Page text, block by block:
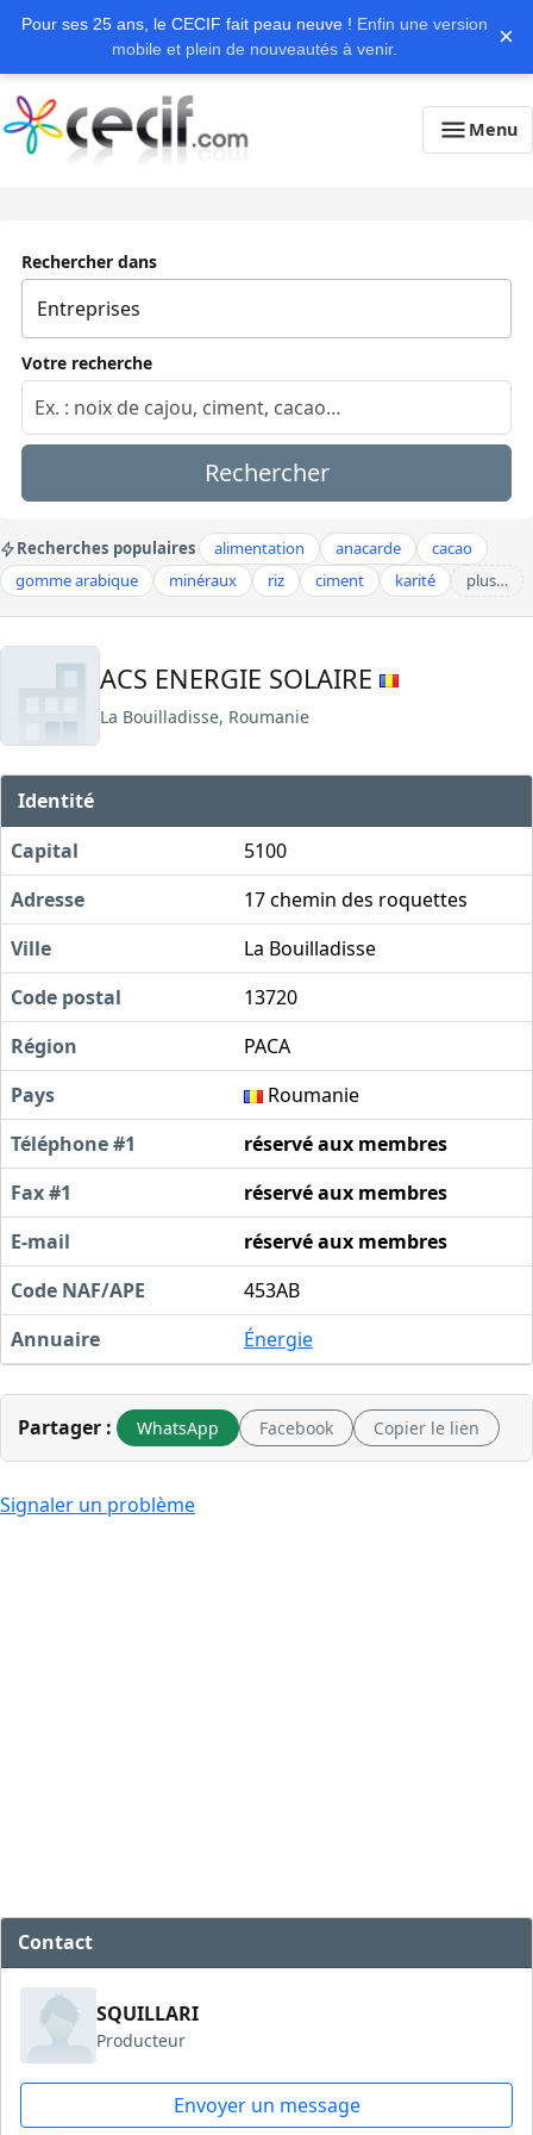
Pour ses 25 ans, le CECIF fait peau neuve ! Enfin une version
mobile et plein de nouveautés à venir.
×
Menu
Rechercher dans
Votre recherche
Rechercher
Recherches populaires alimentation anacarde
cacao
gomme arabique
minéraux riz ciment karité plus…
ACS ENERGIE SOLAIRE
La Bouilladisse, Roumanie
Identité
Capital
5100
Adresse
17 chemin des roquettes
Ville
La Bouilladisse
Code postal
13720
Région
PACA
Pays
Roumanie
Téléphone #1
réservé aux membres
Fax #1
réservé aux membres
E-mail
réservé aux membres
Code NAF/APE
453AB
Annuaire
Énergie
Partager : WhatsApp Facebook Copier le lien
Signaler un problème
Contact
SQUILLARI
Producteur
Envoyer un message